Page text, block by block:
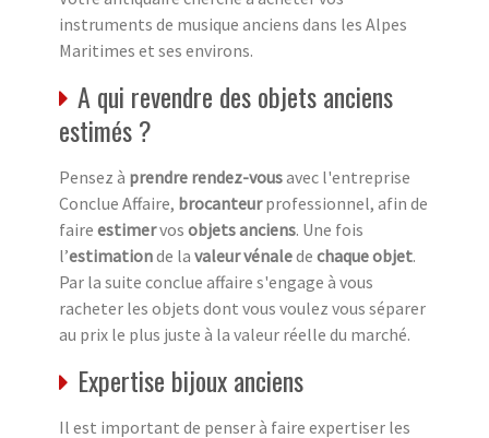
instruments de musique anciens dans les Alpes
Maritimes et ses environs.
A qui revendre des objets anciens
estimés ?
Pensez à prendre rendez-vousavec l'entreprise
Conclue Affaire, brocanteurprofessionnel, afin de
faire estimervos objets anciens. Une fois
l’estimationde la valeur vénalede chaque objet.
Par la suite conclue affaire s'engage à vous
racheter les objets dont vous voulez vous séparer
au prix le plus juste à la valeur réelle du marché.
Expertise bijoux anciens
Il est important de penser à faire expertiser les